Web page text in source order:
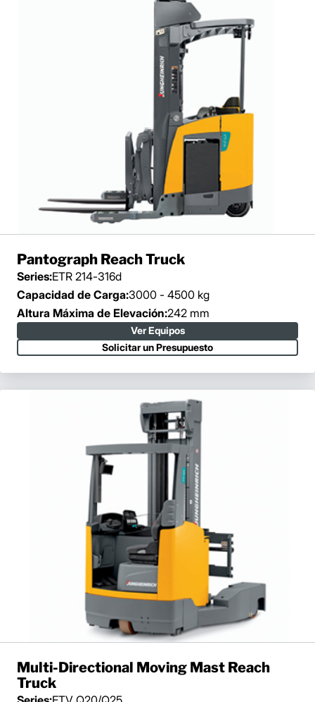
Pantograph Reach Truck
Series:ETR 214-316d
Capacidad de Carga:3000 - 4500 kg
Altura Máxima de Elevación:242 mm
Ver Equipos
Solicitar un Presupuesto
Multi-Directional Moving Mast Reach
Truck